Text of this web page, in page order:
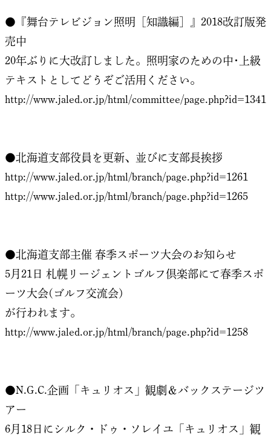
●『舞台テレビジョン照明［知識編］』2018改訂版発
売中
20年ぶりに大改訂しました。照明家のための中･上級
テキストとしてどうぞご活用ください。
http://www.jaled.or.jp/html/committee/page.php?id=1341
●北海道支部役員を更新、並びに支部長挨拶
http://www.jaled.or.jp/html/branch/page.php?id=1261
http://www.jaled.or.jp/html/branch/page.php?id=1265
●北海道支部主催 春季スポーツ大会のお知らせ
5月21日 札幌リージェントゴルフ倶楽部にて春季スポ
ーツ大会(ゴルフ交流会)
が行われます。
http://www.jaled.or.jp/html/branch/page.php?id=1258
●N.G.C.企画「キュリオス」観劇＆バックステージツ
アー
6月18日にシルク・ドゥ・ソレイユ「キュリオス」観